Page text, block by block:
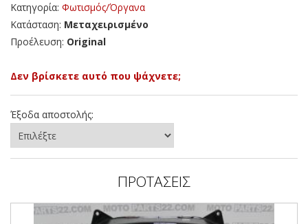
Κατηγορία: Φωτισμός/Όργανα
Κατάσταση: Μεταχειρισμένο
Προέλευση: Original
Δεν βρίσκετε αυτό που ψάχνετε;
Έξοδα αποστολής:
ΠΡΟΤΑΣΕΙΣ